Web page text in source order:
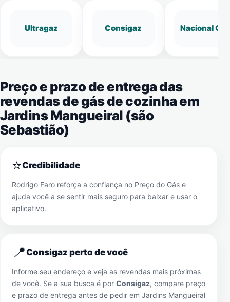
Ultragaz Consigaz Nacional Gás
Preço e prazo de entrega das
revendas de gás de cozinha em
Jardins Mangueiral (são
Sebastião)
⭐Credibilidade
Rodrigo Faro reforça a confiança no Preço do Gás e
ajuda você a se sentir mais seguro para baixar e usar o
aplicativo.
📍Consigaz perto de você
Informe seu endereço e veja as revendas mais próximas
de você. Se a sua busca é por Consigaz, compare preço
e prazo de entrega antes de pedir em Jardins Mangueiral